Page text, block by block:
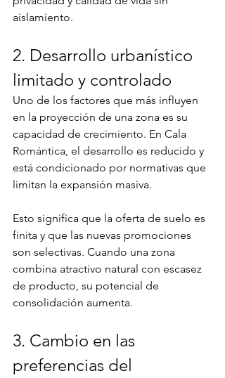
aislamiento.
2. Desarrollo urbanístico
limitado y controlado
Uno de los factores que más influyen
en la proyección de una zona es su
capacidad de crecimiento. En Cala
Romántica, el desarrollo es reducido y
está condicionado por normativas que
limitan la expansión masiva.
Esto significa que la oferta de suelo es
finita y que las nuevas promociones
son selectivas. Cuando una zona
combina atractivo natural con escasez
de producto, su potencial de
consolidación aumenta.
3. Cambio en las
preferencias del